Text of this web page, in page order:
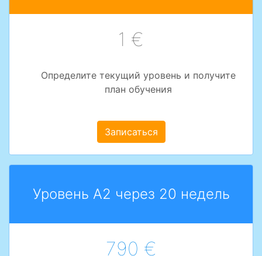
1 €
Определите текущий уровень и получите
план обучения
Записаться
Уровень A2 через 20 недель
790 €